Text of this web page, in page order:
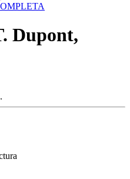
Dupont,